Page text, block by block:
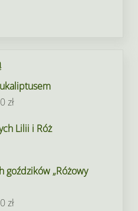
złZakres
od
do
Lilii i Róż
goździków „Różowy
złZakres